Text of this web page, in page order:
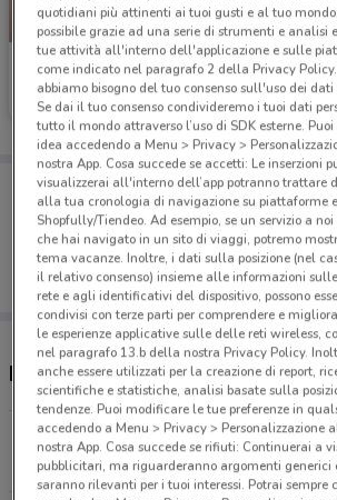
IN ARRIVO
ZooPlanet
Valido dal 07/11 7.2 km
Porta DoveConviene sempre con
Puoi trovare le migliori offerte dei
salvarle e creare la tua lista del
dal tuo cellulare.
SCARICA
Negozi ZooPlanet nelle
Via Ipogeo degli Ottavi, 103 Roma
5.6 km
quotidiani più attinenti ai tuoi gusti e al tuo
possibile grazie ad una serie di strumenti e analisi
tue attività all'interno dell'applicazione e sulle
come indicato nel paragrafo 2 della Privacy
abbiamo bisogno del tuo consenso sull'uso dei
Se dai il tuo consenso condivideremo i tuoi dati
tutto il mondo attraverso l’uso di SDK esterne.
idea accedendo a Menu > Privacy >
nostra App. Cosa succede se accetti: Le inserzioni
visualizzerai all'interno dell’app potranno trattare
alla tua cronologia di navigazione su piattaforme
Shopfully/Tiendeo. Ad esempio, se un servizio a
che hai navigato in un sito di viaggi, potremo
tema vacanze. Inoltre, i dati sulla posizione (nel
il relativo consenso) insieme alle informazioni
rete e agli identificativi del dispositivo, possono
condivisi con terze parti per comprendere e
le esperienze applicative sulle delle reti wireless,
nel paragrafo 13.b della nostra Privacy Policy.
anche essere utilizzati per la creazione di report,
scientifiche e statistiche, analisi basate sulla
tendenze. Puoi modificare le tue preferenze in
accedendo a Menu > Privacy > Personalizzazione
nostra App. Cosa succede se rifiuti: Continuerai a
pubblicitari, ma riguarderanno argomenti generici
saranno rilevanti per i tuoi interessi. Potrai sempre